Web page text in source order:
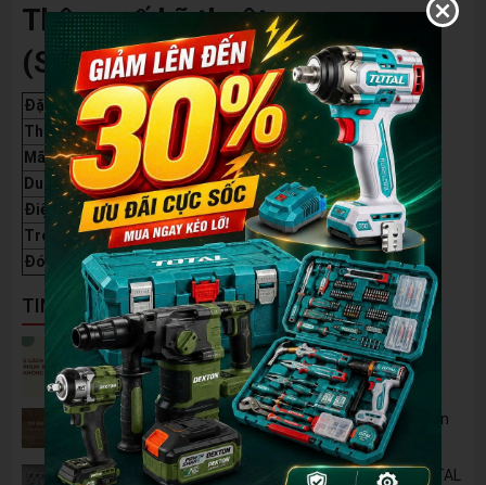
Thông số kỹ thuật
(Specifications)
Đặc điểm
Thông số chi tiết
Thương hiệu
Wadfow
Mã sản phẩm
WPX1A90
Dung tích
20 Gallon / 75 Lít
Điện áp
220-240V ~ 50Hz
Trọng lượng tịnh23kg
Đóng gói
Hộp carton
TIN NỔI BẬT
5 Cách Tận Dụng Máy Phun Xịt Áp Lực Cao
Không Chỉ Để Rửa Xe
Tủ Dụng Cụ CSPS: Giải Pháp Sắp Xếp Chuyên
Nghiệp Cho Mọi Xưởng Cơ Khí
🔋 Đột Phá Công Nghệ: Pin Lithium 42V TOTAL